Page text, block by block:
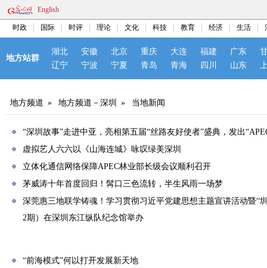
English
时政 国际 时评 理论 文化 科技 教育 经济 生活
地方站群
湖北 安徽 北京 重庆 大连 福建 广东
辽宁
宁波 宁夏 青岛 青海 四川 山东
地方频道 » 地方频道－深圳 » 当地新闻
“深圳故事”走进中亚，亮相第五届“丝路友好使者”盛典，发出
虚拟艺人六六以《山海连城》咏叹绿美深圳
立体化通信网络保障APEC林业部长级会议顺利召开
茅威涛十年首度回归！髯口三色流转，半生风雨一场梦
深莞惠三地联学铸魂！学习贯彻习近平党建思想主题宣讲活动暨“
2期）在深圳东江纵队纪念馆举办
“前海模式”何以打开发展新天地